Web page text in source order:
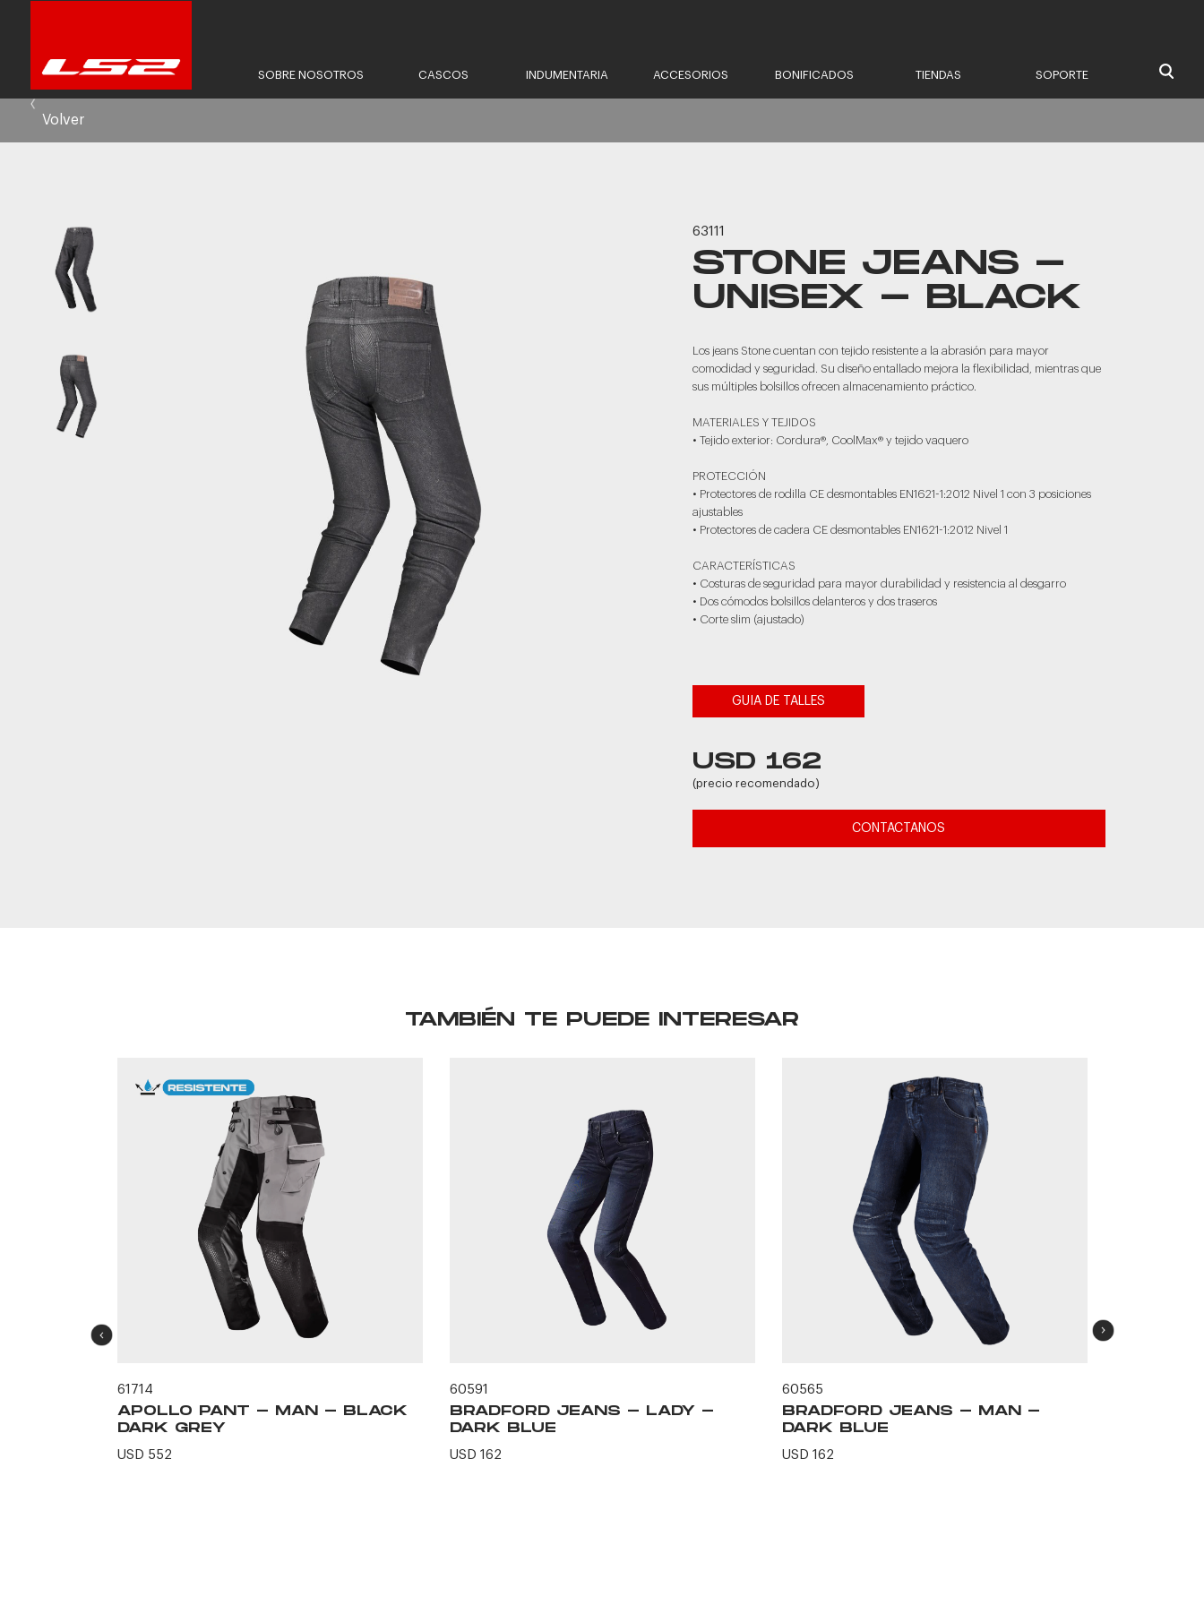
SOBRE NOSOTROS CASCOS INDUMENTARIA ACCESORIOS BONIFICADOS TIENDAS SOPORTE
Volver
63111
STONE JEANS -
UNISEX - BLACK
Los jeans Stone cuentan con tejido resistente a la abrasión para mayor
comodidad y seguridad. Su diseño entallado mejora la flexibilidad, mientras que
sus múltiples bolsillos ofrecen almacenamiento práctico.
MATERIALES Y TEJIDOS
• Tejido exterior: Cordura®, CoolMax® y tejido vaquero
PROTECCIÓN
• Protectores de rodilla CE desmontables EN1621-1:2012 Nivel 1 con 3 posiciones
ajustables
• Protectores de cadera CE desmontables EN1621-1:2012 Nivel 1
CARACTERÍSTICAS
• Costuras de seguridad para mayor durabilidad y resistencia al desgarro
• Dos cómodos bolsillos delanteros y dos traseros
• Corte slim (ajustado)
GUIA DE TALLES
USD 162
(precio recomendado)
CONTACTANOS
TAMBIÉN TE PUEDE INTERESAR
61714
APOLLO PANT - MAN - BLACK
DARK GREY
USD 552
60591
BRADFORD JEANS - LADY -
DARK BLUE
USD 162
60565
BRADFORD JEANS - MAN -
DARK BLUE
USD 162